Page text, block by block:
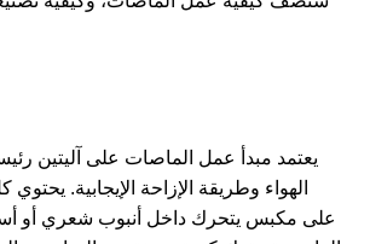
يعتمد مبدأ عمل الماصات على آليتين
الهواء وطريقة الإزاحة الإيجابية.
على مكبس يتحرك داخل أنبوب شعري أو